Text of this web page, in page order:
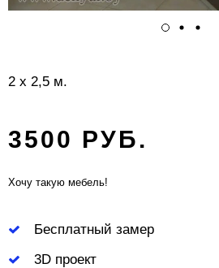
2 х 2,5 м.
3500 РУБ.
Хочу такую мебель!
Бесплатный замер
3D проект